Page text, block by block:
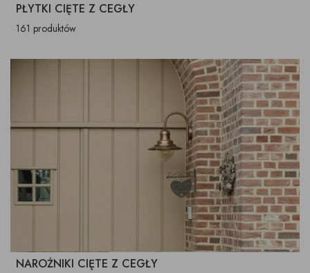
PŁYTKI CIĘTE Z CEGŁY
161 produktów
NAROŻNIKI CIĘTE Z CEGŁY